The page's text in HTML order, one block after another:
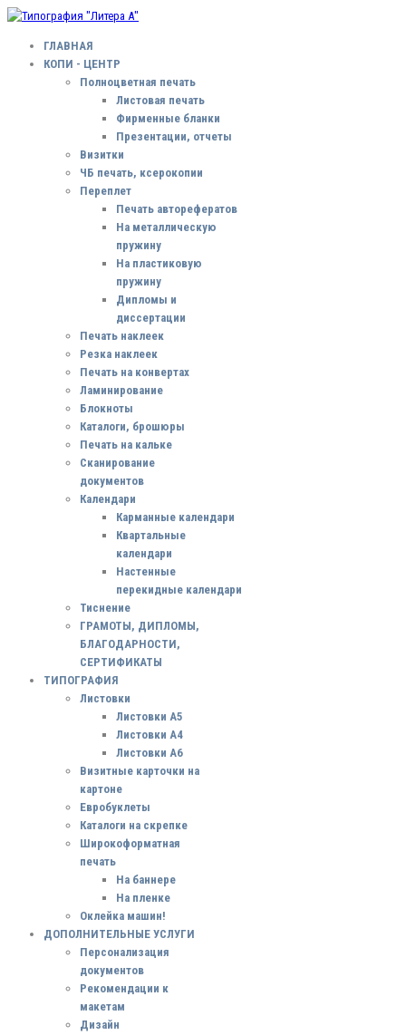
ГЛАВНАЯ
КОПИ - ЦЕНТР
Полноцветная печать
Листовая печать
Фирменные бланки
Презентации, отчеты
Визитки
ЧБ печать, ксерокопии
Переплет
Печать авторефератов
На металлическую
пружину
На пластиковую
пружину
Дипломы и
диссертации
Печать наклеек
Резка наклеек
Печать на конвертах
Ламинирование
Блокноты
Каталоги, брошюры
Печать на кальке
Сканирование
документов
Календари
Карманные календари
Квартальные
календари
Настенные
перекидные календари
Тиснение
ГРАМОТЫ, ДИПЛОМЫ,
БЛАГОДАРНОСТИ,
СЕРТИФИКАТЫ
ТИПОГРАФИЯ
Листовки
Листовки А5
Листовки А4
Листовки А6
Визитные карточки на
картоне
Евробуклеты
Каталоги на скрепке
Широкоформатная
печать
На баннере
На пленке
Оклейка машин!
ДОПОЛНИТЕЛЬНЫЕ УСЛУГИ
Персонализация
документов
Рекомендации к
макетам
Дизайн